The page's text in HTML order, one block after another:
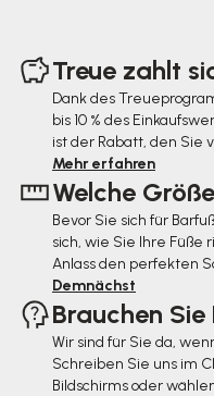
Treue zahlt
Dank des
bis 10 % des
ist der Rabatt, den Sie
Mehr erfahren
Welche
Bevor Sie sich für
sich, wie Sie Ihre Füße
Anlass den perfekten
Demnächst
Brauchen Sie
Wir sind für Sie da,
Schreiben Sie uns im
Bildschirms oder